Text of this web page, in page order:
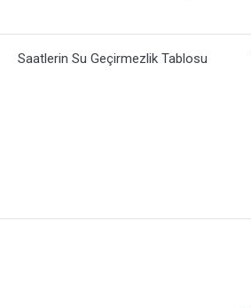
Saatlerin Su Geçirmezlik Tablosu